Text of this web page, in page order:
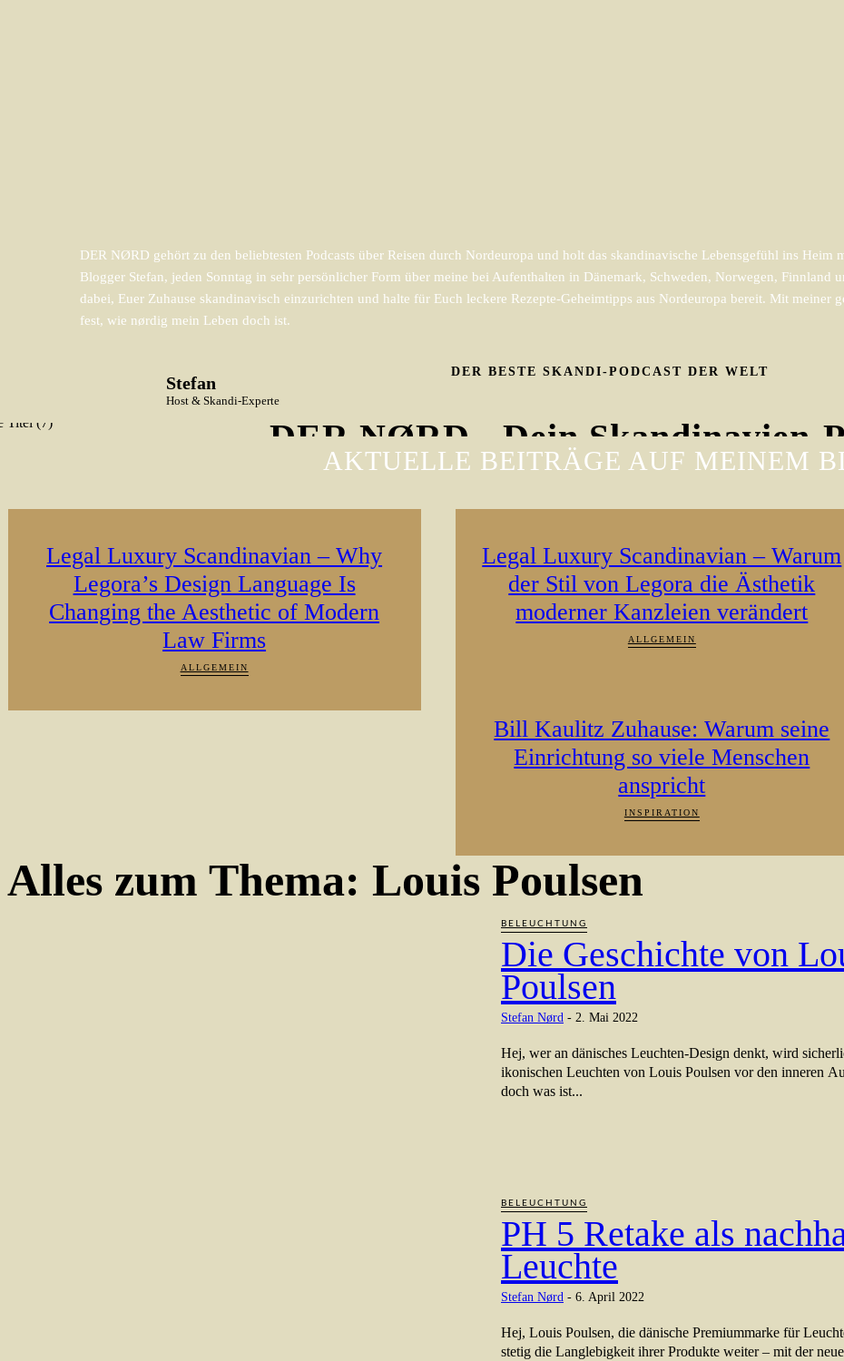
DER BESTE SKANDI-PODCAST DER WELT
DER NØRD - Dein Skandinavien-
DER NØRD gehört zu den beliebtesten Podcasts über Reisen durch Nordeuropa und holt das skandinavische Lebensgefühl ins Heim
Blogger Stefan, jeden Sonntag in sehr persönlicher Form über meine bei Aufenthalten in Dänemark, Schweden, Norwegen, Finnland
dabei, Euer Zuhause skandinavisch einzurichten und halte für Euch leckere Rezepte-Geheimtipps aus Nordeuropa bereit. Mit meiner
fest, wie nørdig mein Leben doch ist.
Stefan
Host & Skandi-Experte
AKTUELLE BEITRÄGE AUF MEINEM
Legal Luxury Scandinavian – Why
Legora’s Design Language Is
Changing the Aesthetic of Modern
Law Firms
ALLGEMEIN
Legal Luxury Scandinavian – Warum
der Stil von Legora die Ästhetik
moderner Kanzleien verändert
ALLGEMEIN
Bill Kaulitz Zuhause: Warum seine
Einrichtung so viele Menschen
anspricht
INSPIRATION
Alles zum Thema: Louis Poulsen
BELEUCHTUNG
Die Geschichte von
Poulsen
Stefan Nørd - 2. Mai 2022
Hej, wer an dänisches Leuchten-Design denkt, wird
ikonischen Leuchten von Louis Poulsen vor den inneren
doch was ist...
BELEUCHTUNG
PH 5 Retake als
Leuchte
Stefan Nørd - 6. April 2022
Hej, Louis Poulsen, die dänische Premiummarke für
stetig die Langlebigkeit ihrer Produkte weiter – mit der